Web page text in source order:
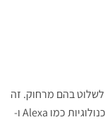
בהם מרחוק. זה
נעשה דרך טלפון נייד או דברים חכמים אחרים. טכנולוגיות כמו Alexa ו-